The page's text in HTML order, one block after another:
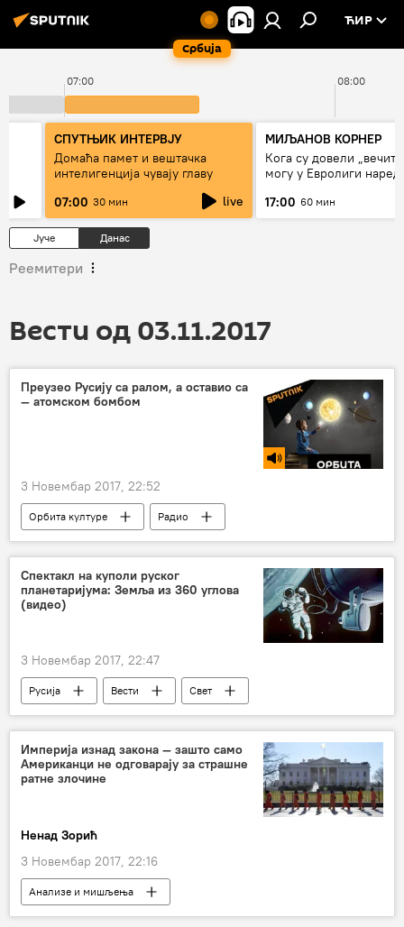
Србија
ЋИР
07:00 08:00
СПУТЊИК ИНТЕРВЈУ
Домаћа памет и вештачка
интелигенција чувају главу
07:00 30 мин live
МИЉАНОВ КОРНЕР
Кога су довели
могу у Евролиги
17:00 60 мин
Јуче Данас
Реемитери
Вести од 03.11.2017
Преузео Русију са ралом, а оставио са
— атомском бомбом
3 Новембар 2017, 22:52
Орбита културе Радио
Спектакл на куполи руског
планетаријума: Земља из 360 углова
(видео)
3 Новембар 2017, 22:47
Русија Вести
Свет
Алексеј Леонов
Томас Стафорд
РТ (медијска кућа „Русија данас“)
Филм и серије
Империја изнад закона — зашто само
Американци не одговарају за страшне
ратне злочине
Ненад Зорић
3 Новембар 2017, 22:16
Анализе и мишљења
Коментари и Аналитика
војници